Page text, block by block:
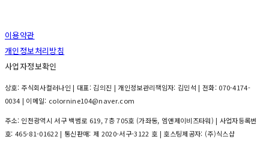
이용약관
개인정보처리방침
사업자정보확인
상호: 주식회사컬러나인 | 대표: 김의진 | 개인정보관리책임자: 김민석 | 전화: 070-4174-
0034 | 이메일: colornine104@naver.com
주소: 인천광역시 서구 백범로 619, 7층 705호 (가좌동, 엠앤제이비즈타워) | 사업자등록번
호: 465-81-01622 | 통신판매: 제 2020-서구-3122 호 | 호스팅제공자: (주)식스샵